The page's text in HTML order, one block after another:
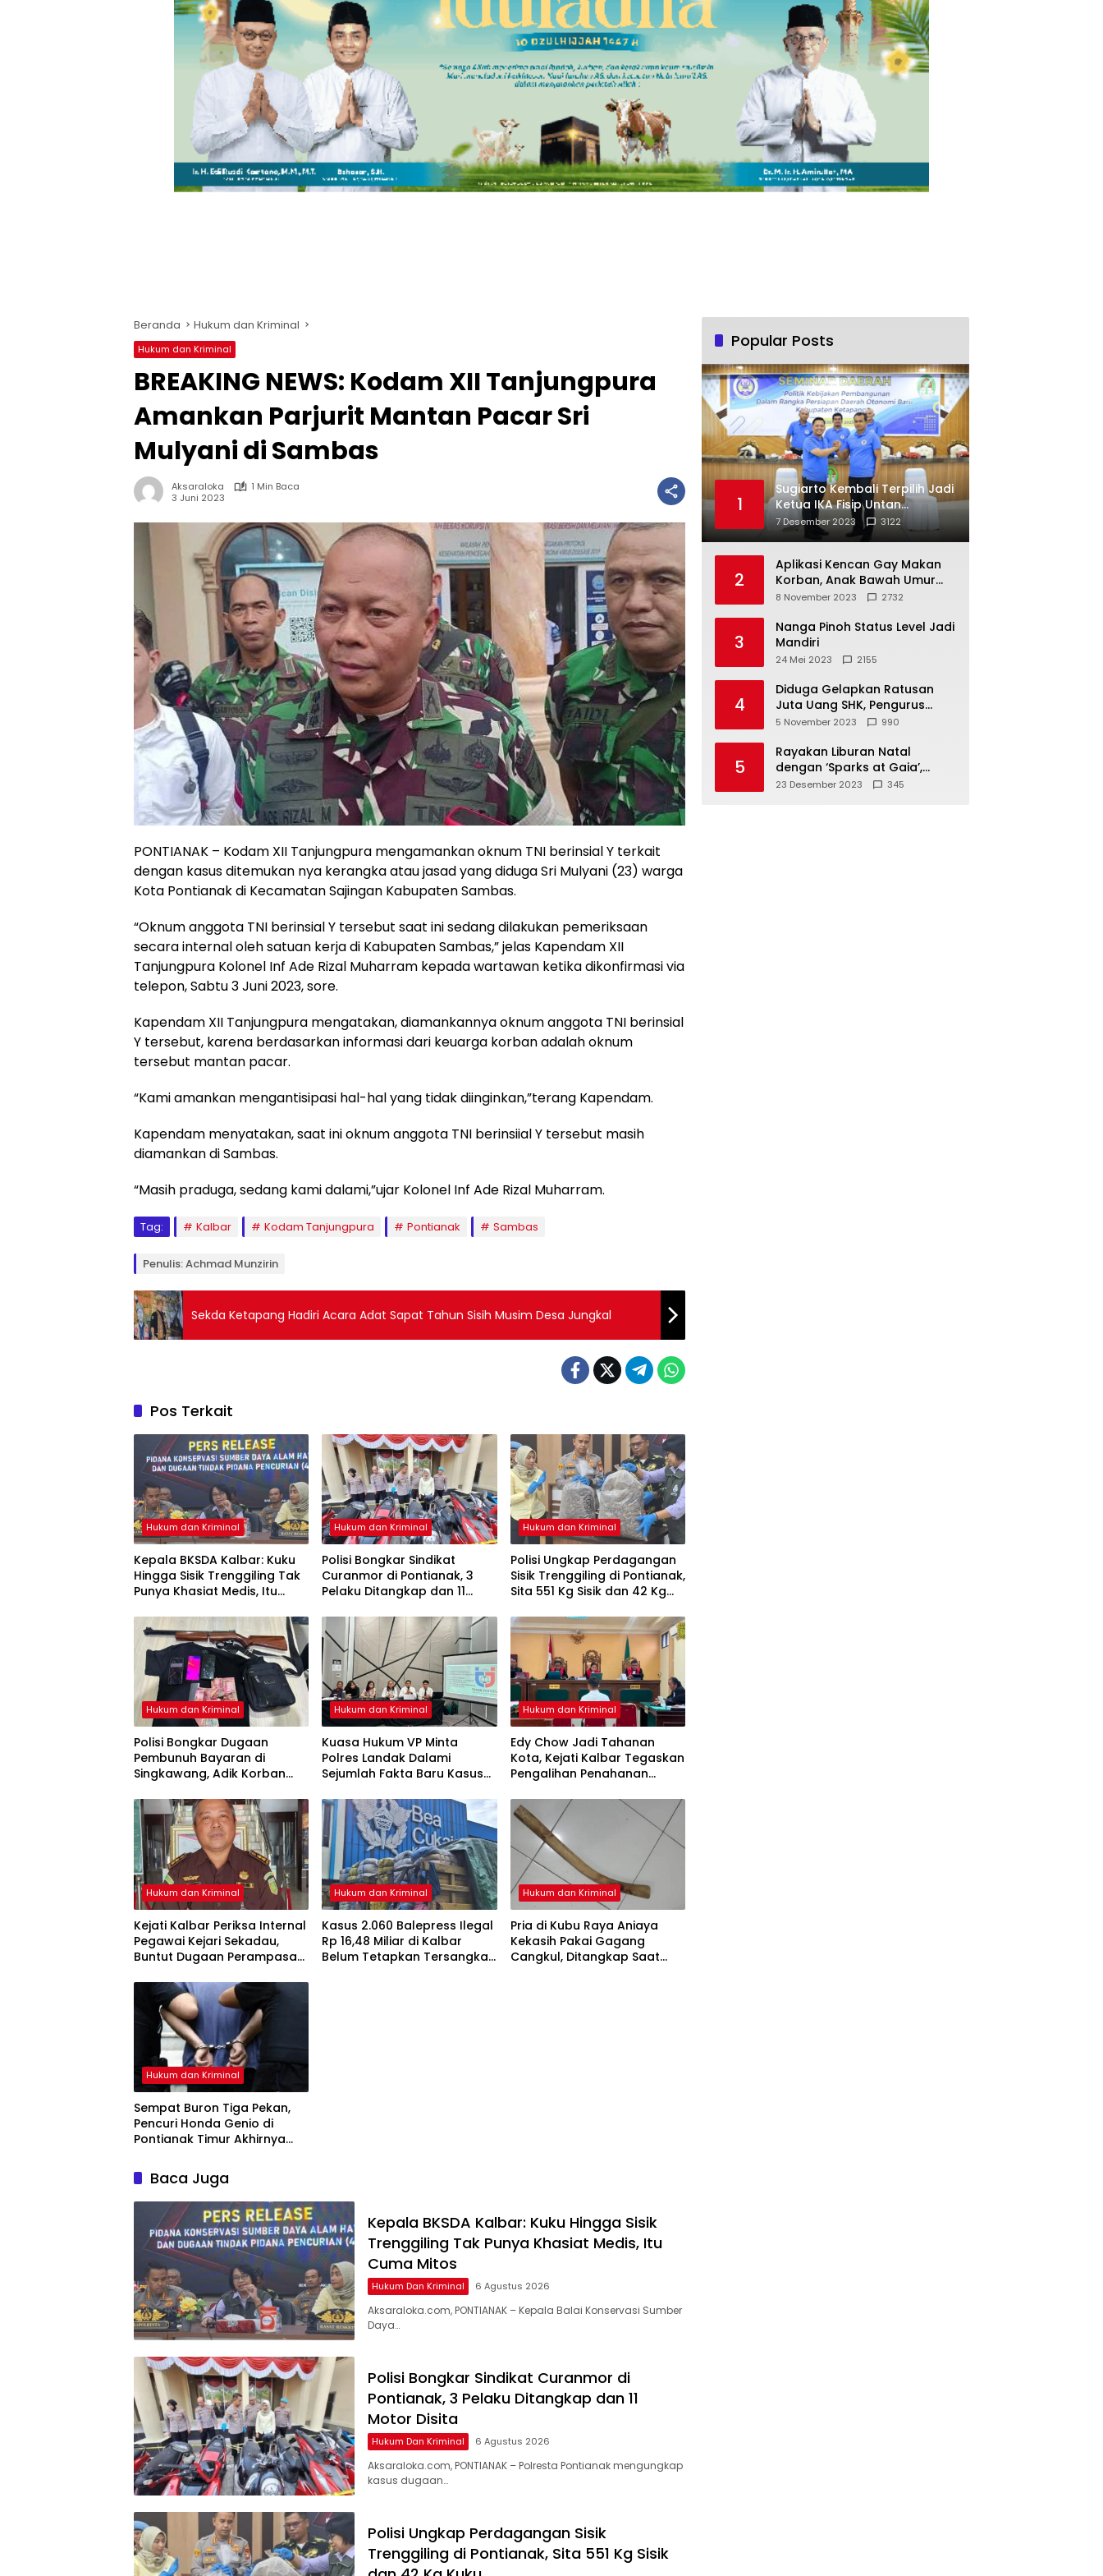
Beranda Hukum dan Kriminal
Hukum dan Kriminal
BREAKING NEWS: Kodam XII Tanjungpura
Amankan Parjurit Mantan Pacar Sri
Mulyani di Sambas
Aksaraloka
1 Min Baca
3 Juni 2023
PONTIANAK – Kodam XII Tanjungpura mengamankan oknum TNI berinsial Y terkait
dengan kasus ditemukan nya kerangka atau jasad yang diduga Sri Mulyani (23) warga
Kota Pontianak di Kecamatan Sajingan Kabupaten Sambas.
“Oknum anggota TNI berinsial Y tersebut saat ini sedang dilakukan pemeriksaan
secara internal oleh satuan kerja di Kabupaten Sambas,” jelas Kapendam XII
Tanjungpura Kolonel Inf Ade Rizal Muharram kepada wartawan ketika dikonfirmasi via
telepon, Sabtu 3 Juni 2023, sore.
Kapendam XII Tanjungpura mengatakan, diamankannya oknum anggota TNI berinsial
Y tersebut, karena berdasarkan informasi dari keuarga korban adalah oknum
tersebut mantan pacar.
“Kami amankan mengantisipasi hal-hal yang tidak diinginkan,”terang Kapendam.
Kapendam menyatakan, saat ini oknum anggota TNI berinsiial Y tersebut masih
diamankan di Sambas.
“Masih praduga, sedang kami dalami,”ujar Kolonel Inf Ade Rizal Muharram.
Tag: Kalbar Kodam Tanjungpura Pontianak Sambas
Penulis: Achmad Munzirin
Sekda Ketapang Hadiri Acara Adat Sapat Tahun Sisih Musim Desa Jungkal
Pos Terkait
Hukum dan Kriminal
Kepala BKSDA Kalbar: Kuku
Hingga Sisik Trenggiling Tak
Punya Khasiat Medis, Itu
Hukum dan Kriminal
Polisi Bongkar Sindikat
Curanmor di Pontianak, 3
Pelaku Ditangkap dan 11
Hukum dan Kriminal
Polisi Ungkap Perdagangan
Sisik Trenggiling di Pontianak,
Sita 551 Kg Sisik dan 42 Kg
Hukum dan Kriminal
Polisi Bongkar Dugaan
Pembunuh Bayaran di
Singkawang, Adik Korban
Hukum dan Kriminal
Kuasa Hukum VP Minta
Polres Landak Dalami
Sejumlah Fakta Baru Kasus
Hukum dan Kriminal
Edy Chow Jadi Tahanan
Kota, Kejati Kalbar Tegaskan
Pengalihan Penahanan
Hukum dan Kriminal
Kejati Kalbar Periksa Internal
Pegawai Kejari Sekadau,
Buntut Dugaan Perampasan
Hukum dan Kriminal
Kasus 2.060 Balepress Ilegal
Rp 16,48 Miliar di Kalbar
Belum Tetapkan Tersangka,
Hukum dan Kriminal
Pria di Kubu Raya Aniaya
Kekasih Pakai Gagang
Cangkul, Ditangkap Saat
Hukum dan Kriminal
Sempat Buron Tiga Pekan,
Pencuri Honda Genio di
Pontianak Timur Akhirnya
Baca Juga
Kepala BKSDA Kalbar: Kuku Hingga Sisik
Trenggiling Tak Punya Khasiat Medis, Itu
Cuma Mitos
Hukum Dan Kriminal 6 Agustus 2026
Aksaraloka.com, PONTIANAK – Kepala Balai Konservasi Sumber
Daya…
Polisi Bongkar Sindikat Curanmor di
Pontianak, 3 Pelaku Ditangkap dan 11
Motor Disita
Hukum Dan Kriminal 6 Agustus 2026
Aksaraloka.com, PONTIANAK – Polresta Pontianak mengungkap
kasus dugaan…
Polisi Ungkap Perdagangan Sisik
Trenggiling di Pontianak, Sita 551 Kg Sisik
Popular Posts
1
Sugiarto Kembali Terpilih Jadi
Ketua IKA Fisip Untan
Ketapang
7 Desember 2023 3122
2
Aplikasi Kencan Gay Makan
Korban, Anak Bawah Umur
Jadi Korban Persetubuhan
8 November 2023 2732
3
Nanga Pinoh Status Level Jadi
Mandiri
24 Mei 2023 2155
4
Diduga Gelapkan Ratusan
Juta Uang SHK, Pengurus
Koperasi SUB Dilaporkan ke
5 November 2023 990
5
Rayakan Liburan Natal
dengan ‘Sparks at Gaia’,
Sajikan Tempat Foto Estetik
23 Desember 2023 345